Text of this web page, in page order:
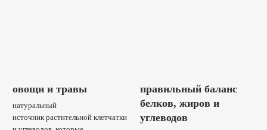
овощи и травы
натуральный
источник растительной клетчатки
правильный баланс
белков, жиров и
углеводов